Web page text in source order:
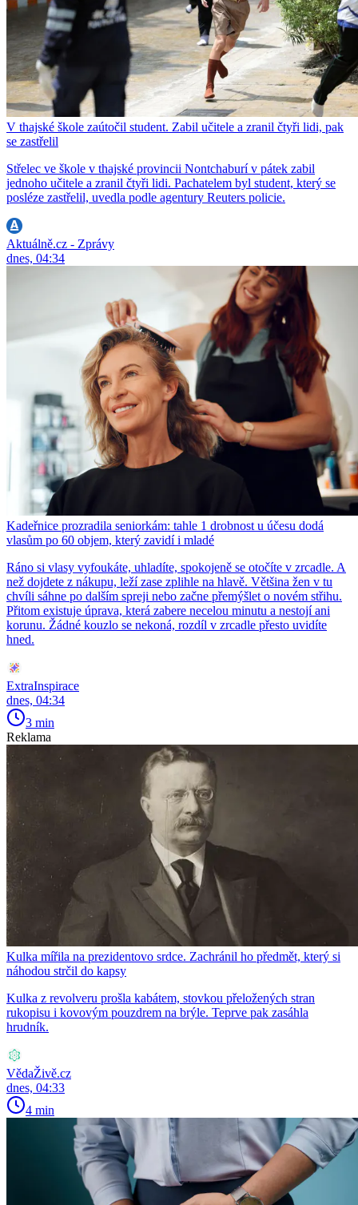
V thajské škole zaútočil student. Zabil učitele a zranil čtyři lidi, pak
se zastřelil
Střelec ve škole v thajské provincii Nontchaburí v pátek zabil
jednoho učitele a zranil čtyři lidi. Pachatelem byl student, který se
posléze zastřelil, uvedla podle agentury Reuters policie.
Aktuálně.cz - Zprávy
dnes, 04:34
Kadeřnice prozradila seniorkám: tahle 1 drobnost u účesu dodá
vlasům po 60 objem, který zavidí i mladé
Ráno si vlasy vyfoukáte, uhladíte, spokojeně se otočíte v zrcadle. A
než dojdete z nákupu, leží zase zplihle na hlavě. Většina žen v tu
chvíli sáhne po dalším spreji nebo začne přemýšlet o novém střihu.
Přitom existuje úprava, která zabere necelou minutu a nestojí ani
korunu. Žádné kouzlo se nekoná, rozdíl v zrcadle přesto uvidíte
hned.
ExtraInspirace
dnes, 04:34
3 min
Reklama
Kulka mířila na prezidentovo srdce. Zachránil ho předmět, který si
náhodou strčil do kapsy
Kulka z revolveru prošla kabátem, stovkou přeložených stran
rukopisu i kovovým pouzdrem na brýle. Teprve pak zasáhla
hrudník.
VědaŽivě.cz
dnes, 04:33
4 min